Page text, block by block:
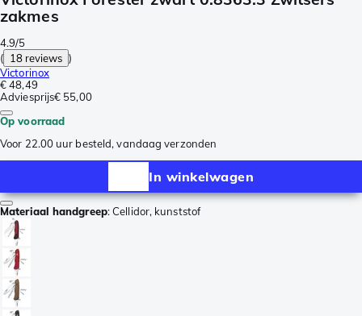
zakmes
4.9/5
( 18 reviews )
Victorinox
€ 48,49
Adviesprijs€ 55,00
Op voorraad
Voor 22.00 uur besteld, vandaag verzonden
In winkelwagen
Materiaal handgreep:Cellidor, kunststof